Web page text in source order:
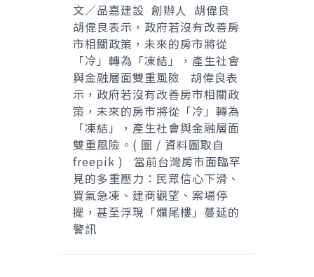
文／品嘉建設 創辦人 胡偉良
胡偉良表示，政府若沒有改善房
市相關政策，未來的房市將從
「冷」轉為「凍結」，產生社會
與金融層面雙重風險 胡偉良表
示，政府若沒有改善房市相關政
策，未來的房市將從「冷」轉為
「凍結」，產生社會與金融層面
雙重風險。( 圖 / 資料圖取自
freepik ) 當前台灣房市面臨罕
見的多重壓力：民眾信心下滑、
買氣急凍、建商觀望、案場停
擺，甚至浮現「爛尾樓」蔓延的
警訊